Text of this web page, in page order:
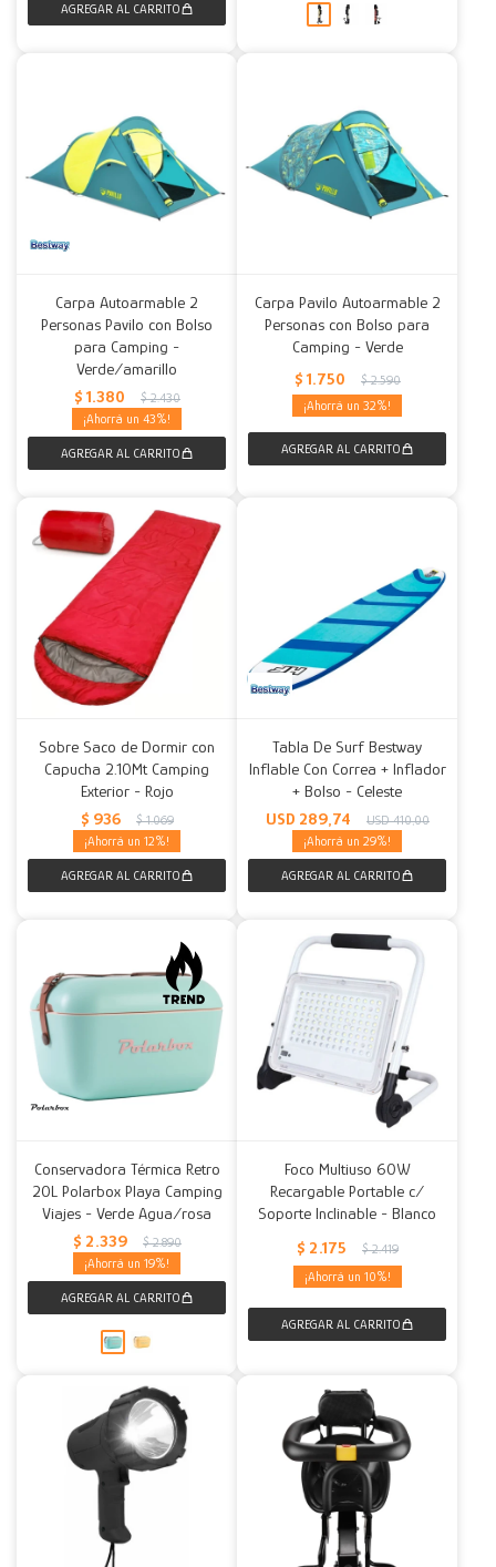
Carpa Autoarmable 2
Personas Pavilo con Bolso
para Camping -
Verde/amarillo
$ 1.380 $ 2.430
43
Carpa Pavilo Autoarmable 2
Personas con Bolso para
Camping - Verde
$ 1.750 $ 2.590
32
Sobre Saco de Dormir con
Capucha 2.10Mt Camping
Exterior - Rojo
$ 936 $ 1.069
12
Tabla De Surf Bestway
Inflable Con Correa + Inflador
+ Bolso - Celeste
USD 289,74 USD 410,00
29
Conservadora Térmica Retro
20L Polarbox Playa Camping
Viajes - Verde Agua/rosa
$ 2.339 $ 2.890
19
Foco Multiuso 60W
Recargable Portable c/
Soporte Inclinable - Blanco
$ 2.175 $ 2.419
10